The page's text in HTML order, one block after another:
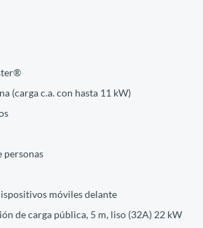
(carga c.a. con hasta 11 kW)
personas
móviles delante
de carga pública, 5 m, liso (32A) 22 kW